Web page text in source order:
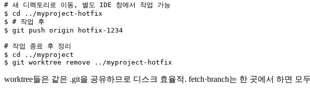
# 새 디렉토리로 이동, 별도 IDE 창에서 작업 가능
$ cd ../myproject-hotfix
$ # 작업 후
$ git push origin hotfix-1234
# 작업 종료 후 정리
$ cd ../myproject
$ git worktree remove ../myproject-hotfix
worktree들은 같은 .git을 공유하므로 디스크 효율적. fetch·branch는 한 곳에서 하면 모